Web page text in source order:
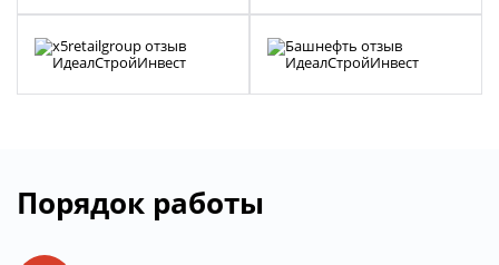
Порядок работы